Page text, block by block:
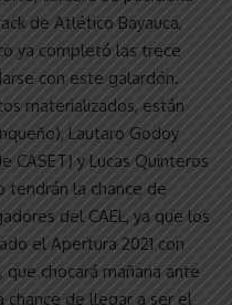
de Atlético Bayauca,
ya completó las trece
con este galardón.
materializados, están
Lautaro Godoy
CASET) y Lucas Quinteros
tendrán la chance de
del CAEL, ya que los
el Apertura 2021 con
chocará mañana ante
de llegar a ser el